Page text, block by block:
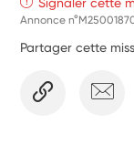
Annonce
Partager cette